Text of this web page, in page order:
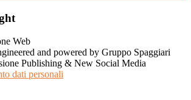
and powered by Gruppo Spaggiari
Publishing & New Social Media
dati personali